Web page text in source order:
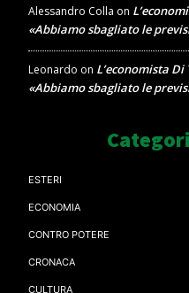
Alessandro Colla on
«Abbiamo sbagliato le
Leonardo on L’economista
«Abbiamo sbagliato le
ESTERI
ECONOMIA
CONTRO POTERE
CRONACA
CULTURA